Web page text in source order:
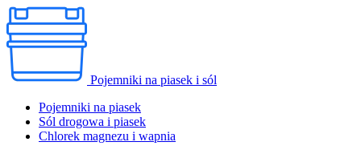
Pojemniki na piasek i sól
Pojemniki na piasek
Sól drogowa i piasek
Chlorek magnezu i wapnia